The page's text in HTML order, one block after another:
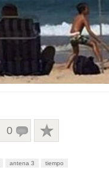
0
antena 3 tiempo